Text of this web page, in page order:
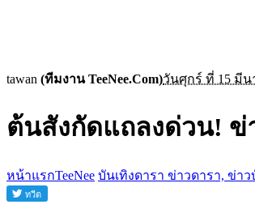
tawan (ทีมงาน TeeNee.Com)วันศุกร์ ที่ 15 มีน
ต้นสังกัดแถลงด่วน! ข่
หน้าแรกTeeNee บันเทิงดารา ข่าวดารา, ข่าว